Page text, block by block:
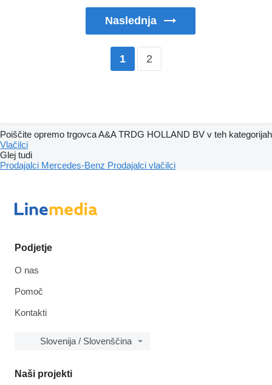
Naslednja
1 2
Poiščite opremo trgovca A&A TRDG HOLLAND BV v teh kategorijah
Vlačilci
Glej tudi
Prodajalci Mercedes-Benz Prodajalci vlačilci
Podjetje
O nas
Pomoč
Kontakti
Slovenija / Slovenščina
Naši projekti